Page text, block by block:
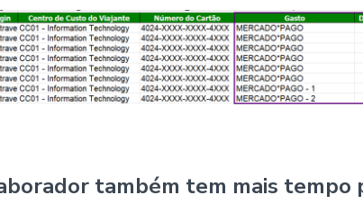
também tem mais tempo